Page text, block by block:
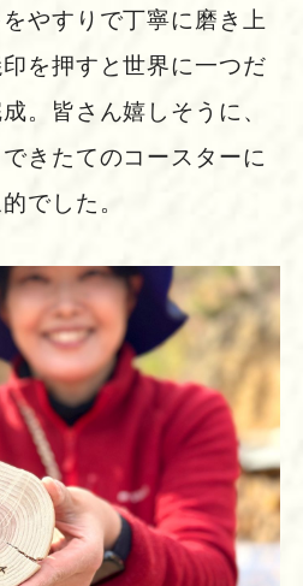
やすりで丁寧に磨き上
を押すと世界に一つだ
。皆さん嬉しそうに、
きたてのコースターに
でした。